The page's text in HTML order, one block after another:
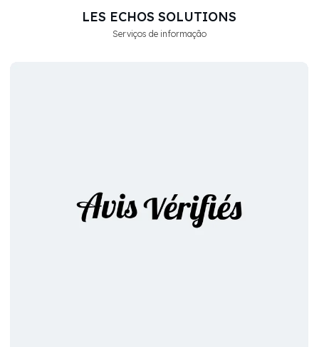
LES ECHOS SOLUTIONS
Serviços de informação